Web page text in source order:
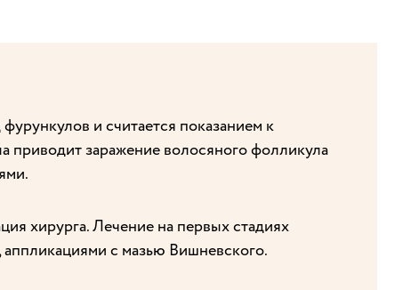
и считается показанием к
приводит заражение волосяного фолликула
хирурга. Лечение на первых стадиях
с мазью Вишневского.